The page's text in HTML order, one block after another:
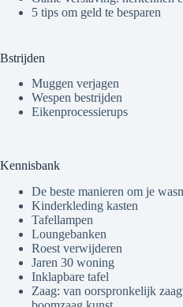
5 tips om geld te besparen
Bstrijden
Muggen verjagen
Wespen bestrijden
Eikenprocessierups
Kennisbank
De beste manieren om je
Kinderkleding kasten
Tafellampen
Loungebanken
Roest verwijderen
Jaren 30 woning
Inklapbare tafel
Zaag: van oorspronkelijk